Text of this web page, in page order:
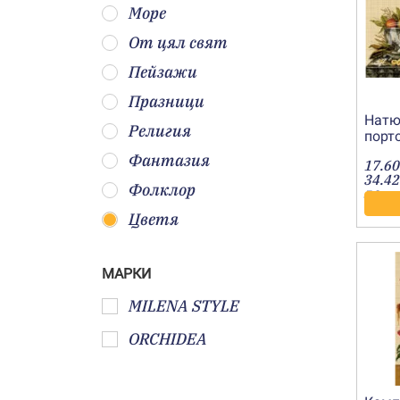
Море
От цял свят
Пейзажи
Празници
Религия
Фантазия
Фолклор
Цветя
МАРКИ
MILENA STYLE
ORCHIDEA
17.60
лв.